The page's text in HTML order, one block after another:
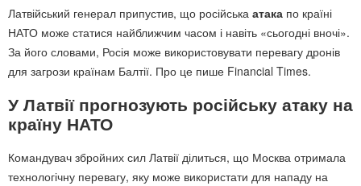
Латвійський генерал припустив, що російська атака по країні
НАТО може статися найближчим часом і навіть «сьогодні вночі».
За його словами, Росія може використовувати перевагу дронів
для загрози країнам Балтії. Про це пише Financial Times.
У Латвії прогнозують російську атаку на
країну НАТО
Командувач збройних сил Латвії ділиться, що Москва отримала
технологічну перевагу, яку може використати для нападу на